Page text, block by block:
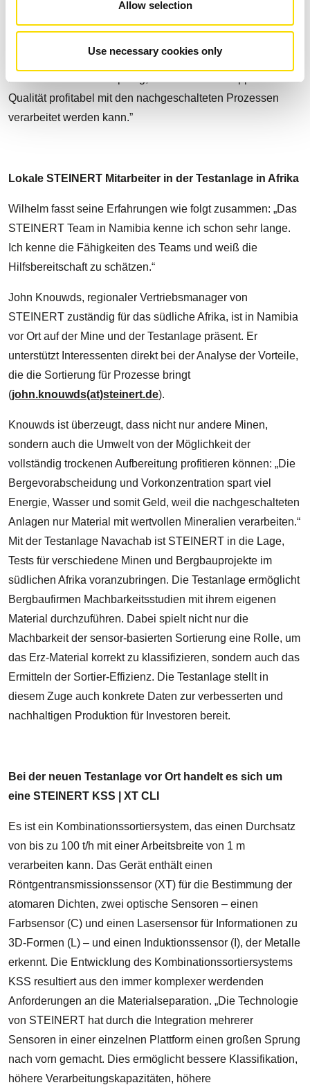
Allow selection
Use necessary cookies only
Verfahren. Wir leiten das Material zu den XRT-Maschinen
unseres Eingangsmaterials verdoppeln. Dadurch entsteht
Qualität profitabel mit den nachgeschalteten Prozessen
verarbeitet werden kann.”
Lokale STEINERT Mitarbeiter in der Testanlage in Afrika
Wilhelm fasst seine Erfahrungen wie folgt zusammen: „Das
STEINERT Team in Namibia kenne ich schon sehr lange.
Ich kenne die Fähigkeiten des Teams und weiß die
Hilfsbereitschaft zu schätzen.“
John Knouwds, regionaler Vertriebsmanager von
STEINERT zuständig für das südliche Afrika, ist in Namibia
vor Ort auf der Mine und der Testanlage präsent. Er
unterstützt Interessenten direkt bei der Analyse der Vorteile,
die die Sortierung für Prozesse bringt
(john.knouwds(at)steinert.de).
Knouwds ist überzeugt, dass nicht nur andere Minen,
sondern auch die Umwelt von der Möglichkeit der
vollständig trockenen Aufbereitung profitieren können: „Die
Bergevorabscheidung und Vorkonzentration spart viel
Energie, Wasser und somit Geld, weil die nachgeschalteten
Anlagen nur Material mit wertvollen Mineralien verarbeiten.“
Mit der Testanlage Navachab ist STEINERT in die Lage,
Tests für verschiedene Minen und Bergbauprojekte im
südlichen Afrika voranzubringen. Die Testanlage ermöglicht
Bergbaufirmen Machbarkeitsstudien mit ihrem eigenen
Material durchzuführen. Dabei spielt nicht nur die
Machbarkeit der sensor-basierten Sortierung eine Rolle, um
das Erz-Material korrekt zu klassifizieren, sondern auch das
Ermitteln der Sortier-Effizienz. Die Testanlage stellt in
diesem Zuge auch konkrete Daten zur verbesserten und
nachhaltigen Produktion für Investoren bereit.
Bei der neuen Testanlage vor Ort handelt es sich um
eine STEINERT KSS | XT CLI
Es ist ein Kombinationssortiersystem, das einen Durchsatz
von bis zu 100 t/h mit einer Arbeitsbreite von 1 m
verarbeiten kann. Das Gerät enthält einen
Röntgentransmissionssensor (XT) für die Bestimmung der
atomaren Dichten, zwei optische Sensoren – einen
Farbsensor (C) und einen Lasersensor für Informationen zu
3D-Formen (L) – und einen Induktionssensor (I), der Metalle
erkennt. Die Entwicklung des Kombinationssortiersystems
KSS resultiert aus den immer komplexer werdenden
Anforderungen an die Materialseparation. „Die Technologie
von STEINERT hat durch die Integration mehrerer
Sensoren in einer einzelnen Plattform einen großen Sprung
nach vorn gemacht. Dies ermöglicht bessere Klassifikation,
höhere Verarbeitungskapazitäten, höhere